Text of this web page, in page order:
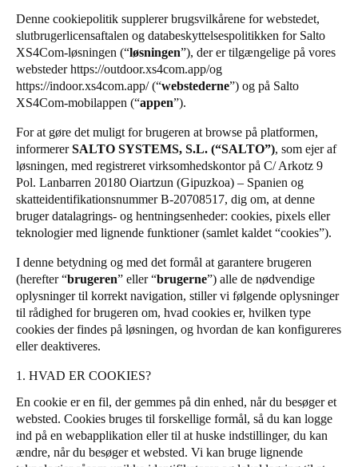
United Kingdom
English
Ireland
English
France
Netherlands
NederlandsEnglish
Belgium
FrançaisNederlandsEnglish
Spain
Español
Portugal
Português
Italy
Italiano
Salto Homelok
Salto Nebula
Salto XS4Com
Salto XS4 Face
Denne cookiepolitik supplerer brugsvilkårene for webstedet,
slutbrugerlicensaftalen og databeskyttelsespolitikken for Salto
XS4Com-løsningen (“løsningen”), der er tilgængelige på vores
webstederhttps://outdoor.xs4com.app/og
https://indoor.xs4com.app/(“webstederne”) og på Salto
XS4Com-mobilappen (“appen”).
For at gøre det muligt for brugeren at browse på platformen,
informererSALTO SYSTEMS, S.L. (“SALTO”), som ejer af
løsningen, med registreret virksomhedskontor på C/ Arkotz 9
Pol. Lanbarren 20180 Oiartzun (Gipuzkoa) – Spanien og
skatteidentifikationsnummer B-20708517, dig om, at denne
bruger datalagrings- og hentningsenheder: cookies, pixels eller
teknologier med lignende funktioner (samlet kaldet “cookies”).
I denne betydning og med det formål at garantere brugeren
(herefter “brugeren” eller “brugerne”) alle de nødvendige
oplysninger til korrekt navigation, stiller vi følgende oplysninger
til rådighed for brugeren om, hvad cookies er, hvilken type
cookies der findes på løsningen, og hvordan de kan konfigureres
eller deaktiveres.
1. HVAD ER COOKIES?
En cookie er en fil, der gemmes på din enhed, når du besøger et
websted. Cookies bruges til forskellige formål, så du kan logge
ind på en webapplikation eller til at huske indstillinger, du kan
ændre, når du besøger et websted. Vi kan bruge lignende